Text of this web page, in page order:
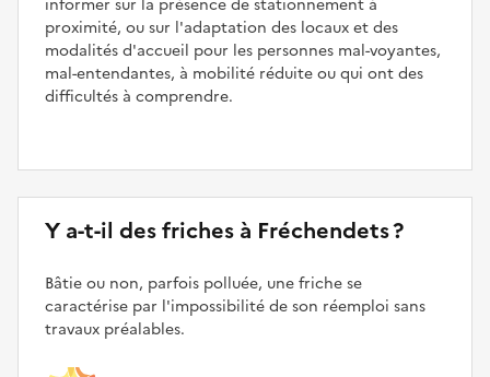
proximité, ou sur l'adaptation des locaux et des
modalités d'accueil pour les personnes mal-voyantes,
mal-entendantes, à mobilité réduite ou qui ont des
difficultés à comprendre.
Y a-t-il des friches à Fréchendets ?
Bâtie ou non, parfois polluée, une friche se
caractérise par l'impossibilité de son réemploi sans
travaux préalables.